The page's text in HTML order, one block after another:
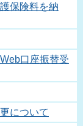
保険料を納
口座振替受
について